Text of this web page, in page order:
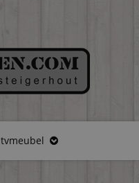
tvmeubel